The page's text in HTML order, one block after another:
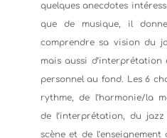
quelques anecdotes
que de musique, il
comprendre sa vision du
mais aussi d’interprétation
personnel au fond. Les 6
rythme, de l’harmonie/la
de l’interprétation, du
scène et de